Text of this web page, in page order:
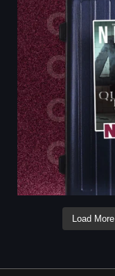
Load More